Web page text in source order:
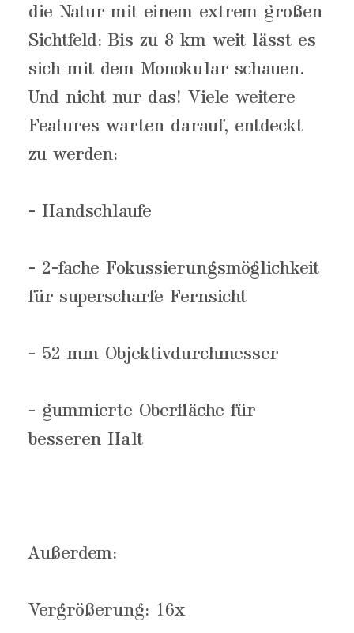
die Natur mit einem extrem großen
Sichtfeld: Bis zu 8 km weit lässt es
sich mit dem Monokular schauen.
Und nicht nur das! Viele weitere
Features warten darauf, entdeckt
zu werden:
- Handschlaufe
- 2-fache Fokussierungsmöglichkeit
für superscharfe Fernsicht
- 52 mm Objektivdurchmesser
- gummierte Oberfläche für
besseren Halt
Außerdem:
Vergrößerung: 16x